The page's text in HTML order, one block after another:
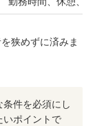
狭めずに済みま
件を必須にし
いポイントで